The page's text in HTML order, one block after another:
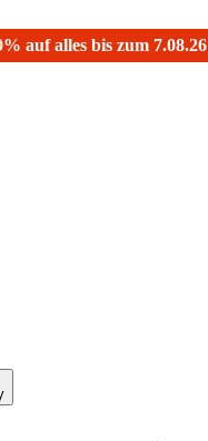
auf alles bis zum 7.08.26